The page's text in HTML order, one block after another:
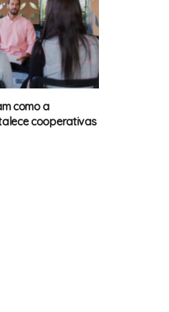
como a
cooperativas